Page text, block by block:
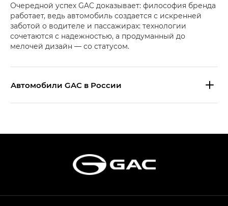
Очередной успех GAC доказывает: философия бренда
работает, ведь автомобиль создается с искренней
заботой о водителе и пассажирах: технологии
сочетаются с надежностью, а продуманный до
мелочей дизайн — со статусом.
Aвтомобили GAC в России
Эс Икс ПРЕМИУМ — SX PREMIUM
S7 — Эс 7 (S7) в комплектациях
Эс Икс ПРЕМИУМ — SX PREMIUM, Эс Тэ — ST
в комплектации Экс ПРЕМИУМ — EX PREMIUM